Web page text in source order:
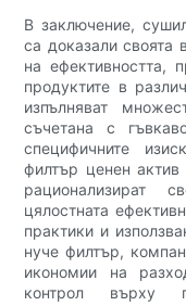
В заключение,
са доказали своята
на ефективността,
продуктите в
изпълняват
съчетана с
специфичните
филтър ценен актив
рационализират
цялостната
практики и
нуче филтър,
икономии на
контрол върху